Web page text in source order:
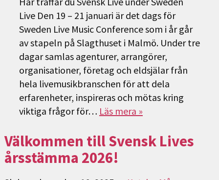
Live Den 19 – 21 januari är det dags för
Sweden Live Music Conference som i år går
av stapeln på Slagthuset i Malmö. Under tre
dagar samlas agenturer, arrangörer,
organisationer, företag och eldsjälar från
hela livemusikbranschen för att dela
erfarenheter, inspireras och mötas kring
viktiga frågor för… Läs mera »
Välkommen till Svensk Lives
årsstämma 2026!